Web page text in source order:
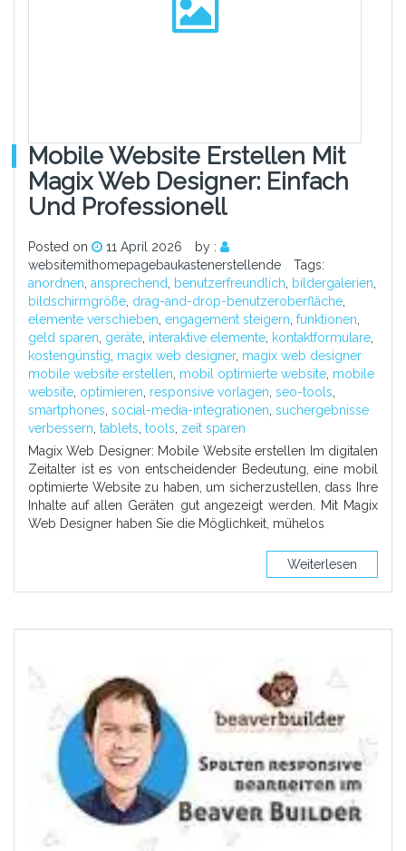
Mobile Website Erstellen Mit
Magix Web Designer: Einfach
Und Professionell
Posted on 11 April 2026
by :
websitemithomepagebaukastenerstellende
Tags:
anordnen, ansprechend, benutzerfreundlich, bildergalerien,
bildschirmgröße, drag-and-drop-benutzeroberfläche,
elemente verschieben, engagement steigern, funktionen,
geld sparen, geräte, interaktive elemente, kontaktformulare,
kostengünstig, magix web designer, magix web designer
mobile website erstellen, mobil optimierte website, mobile
website, optimieren, responsive vorlagen, seo-tools,
smartphones, social-media-integrationen, suchergebnisse
verbessern, tablets, tools, zeit sparen
Magix Web Designer: Mobile Website erstellen Im digitalen
Zeitalter ist es von entscheidender Bedeutung, eine mobil
optimierte Website zu haben, um sicherzustellen, dass Ihre
Inhalte auf allen Geräten gut angezeigt werden. Mit Magix
Web Designer haben Sie die Möglichkeit, mühelos
Weiterlesen